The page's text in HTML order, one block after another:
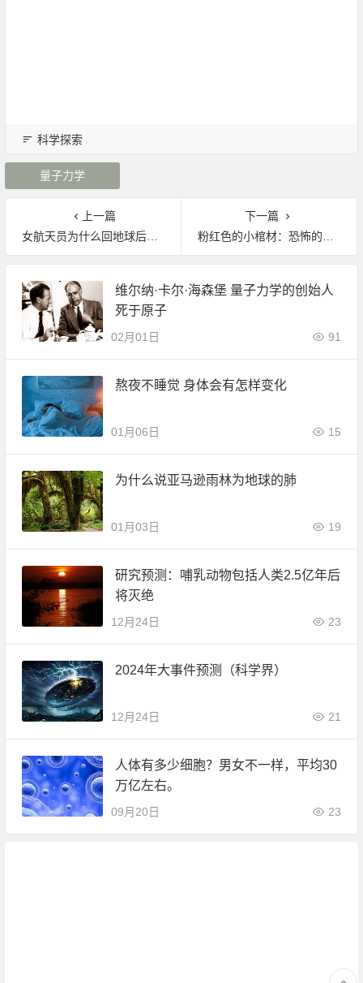
科学探索
量子力学
上一篇
女航天员为什么回地球后禁止怀孕
下一篇
粉红色的小棺材：恐怖的泰国托儿所惨案
维尔纳·卡尔·海森堡 量子力学的创始人
死于原子
02月01日 91
熬夜不睡觉 身体会有怎样变化
01月06日 15
为什么说亚马逊雨林为地球的肺
01月03日 19
研究预测：哺乳动物包括人类2.5亿年后
将灭绝
12月24日 23
2024年大事件预测（科学界）
12月24日 21
人体有多少细胞？男女不一样，平均30
万亿左右。
09月20日 23